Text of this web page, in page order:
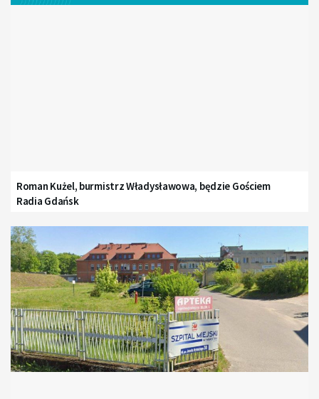
Roman Kużel, burmistrz Władysławowa, będzie Gościem
Radia Gdańsk